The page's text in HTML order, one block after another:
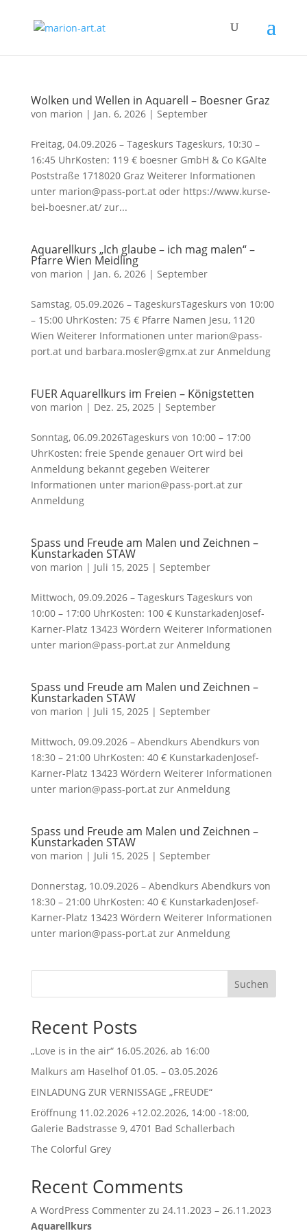
Wolken und Wellen in Aquarell – Boesner Graz
von marion | Jan. 6, 2026| September
Freitag, 04.09.2026 – Tageskurs Tageskurs, 10:30 –
16:45 UhrKosten: 119 € boesner GmbH & Co KGAlte
Poststraße 1718020 Graz Weiterer Informationen
unter marion@pass-port.at oder https://www.kurse-
bei-boesner.at/ zur...
Aquarellkurs „Ich glaube – ich mag malen“ –
Pfarre Wien Meidling
von marion | Jan. 6, 2026| September
Samstag, 05.09.2026 – TageskursTageskurs von 10:00
– 15:00 UhrKosten: 75 € Pfarre Namen Jesu, 1120
Wien Weiterer Informationen unter marion@pass-
port.at und barbara.mosler@gmx.at zur Anmeldung
FUER Aquarellkurs im Freien – Königstetten
von marion | Dez. 25, 2025 | September
Sonntag, 06.09.2026Tageskurs von 10:00 – 17:00
UhrKosten: freie Spende genauer Ort wird bei
Anmeldung bekannt gegeben Weiterer
Informationen unter marion@pass-port.at zur
Anmeldung
Spass und Freude am Malen und Zeichnen –
Kunstarkaden STAW
von marion | Juli 15, 2025 | September
Mittwoch, 09.09.2026 – Tageskurs Tageskurs von
10:00 – 17:00 UhrKosten: 100 € KunstarkadenJosef-
Karner-Platz 13423 Wördern Weiterer Informationen
unter marion@pass-port.at zur Anmeldung
Spass und Freude am Malen und Zeichnen –
Kunstarkaden STAW
von marion | Juli 15, 2025 | September
Mittwoch, 09.09.2026 – Abendkurs Abendkurs von
18:30 – 21:00 UhrKosten: 40 € KunstarkadenJosef-
Karner-Platz 13423 Wördern Weiterer Informationen
unter marion@pass-port.at zur Anmeldung
Spass und Freude am Malen und Zeichnen –
Kunstarkaden STAW
von marion | Juli 15, 2025 | September
Donnerstag, 10.09.2026 – Abendkurs Abendkurs von
18:30 – 21:00 UhrKosten: 40 € KunstarkadenJosef-
Karner-Platz 13423 Wördern Weiterer Informationen
unter marion@pass-port.at zur Anmeldung
Suchen
Recent Posts
„Love is in the air“ 16.05.2026, ab 16:00
Malkurs am Haselhof 01.05. – 03.05.2026
EINLADUNG ZUR VERNISSAGE „FREUDE“
Eröffnung 11.02.2026 +12.02.2026, 14:00 -18:00,
Galerie Badstrasse 9, 4701 Bad Schallerbach
The Colorful Grey
Recent Comments
A WordPress Commenterzu 24.11.2023 – 26.11.2023
Aquarellkurs